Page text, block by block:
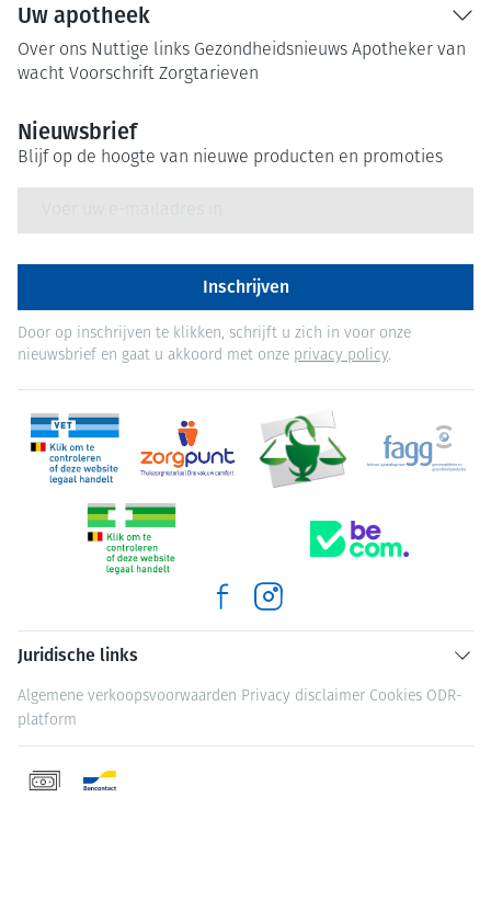
Uw apotheek
Over ons Nuttige links Gezondheidsnieuws Apotheker van
wacht Voorschrift Zorgtarieven
Nieuwsbrief
Blijf op de hoogte van nieuwe producten en promoties
Inschrijven
Door op inschrijven te klikken, schrijft u zich in voor onze
nieuwsbrief en gaat u akkoord met onze privacy policy.
Juridische links
Algemene verkoopsvoorwaarden Privacy disclaimer Cookies ODR-
platform